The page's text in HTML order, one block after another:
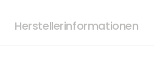
Herstellerinformationen